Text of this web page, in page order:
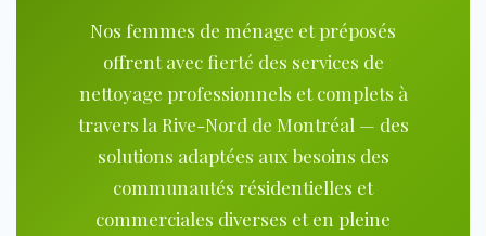
Nos femmes de ménage et préposés
offrent avec fierté des services de
nettoyage professionnels et complets à
travers la Rive-Nord de Montréal — des
solutions adaptées aux besoins des
communautés résidentielles et
commerciales diverses et en pleine